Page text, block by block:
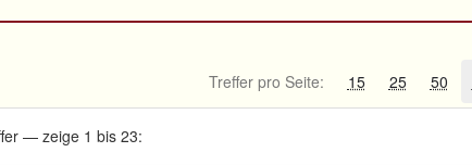
Treffer pro Seite: 15 25 50
— zeige 1 bis 23: